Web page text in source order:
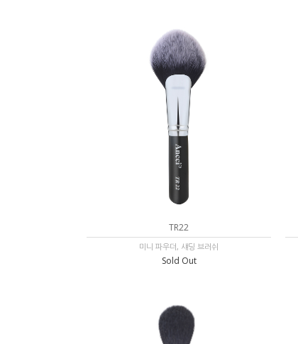
TR22
미니 파우더, 섀딩 브러쉬
Sold Out